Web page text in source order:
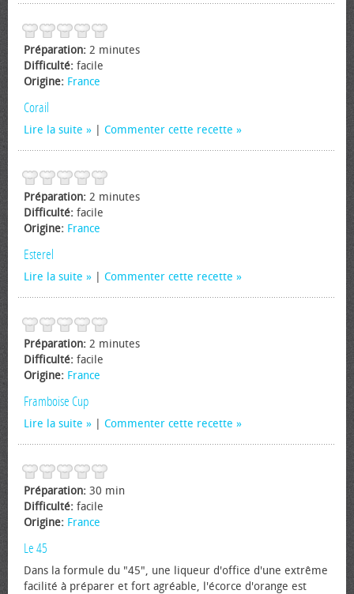
Préparation: 2 minutes
Difficulté: facile
Origine: France
Corail
Lire la suite Commenter cette recette
Préparation: 2 minutes
Difficulté: facile
Origine: France
Esterel
Lire la suite Commenter cette recette
Préparation: 2 minutes
Difficulté: facile
Origine: France
Framboise Cup
Lire la suite Commenter cette recette
Préparation: 30 min
Difficulté: facile
Origine: France
Le 45
Dans la formule du "45", une liqueur d'office d'une extrême
facilité à préparer et fort agréable, l'écorce d'orange est